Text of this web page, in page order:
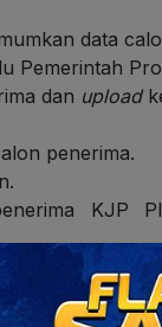
data
Pemerintah
dan upload
penerima.
KJP
Pendidikan.